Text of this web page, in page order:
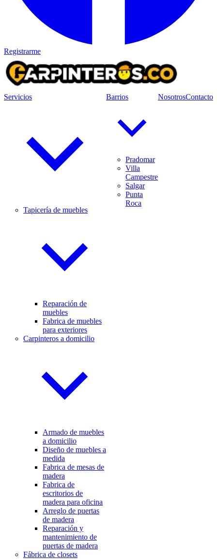
Registrarme
Servicios
Tapicería de muebles
Reparación de
muebles
Fabrica de muebles
para exteriores
Carpinteros a domicilio
Armado de muebles
a domicilio
Diseño de muebles a
medida
Fabrica de mesas de
madera
Fabrica de
escritorios de
madera para oficina
Arreglo de puertas
de madera
Reparación y
mantenimiento de
puertas de madera
Fábrica de closets
Barrios
Pradomar
Villa
Campestre
Salgar
Punta
Roca
NosotrosContacto